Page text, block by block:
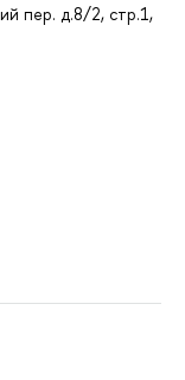
пер. д.8/2, стр.1,